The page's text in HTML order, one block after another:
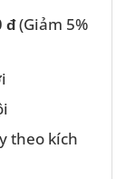
đ(Giảm 5%
theo kích